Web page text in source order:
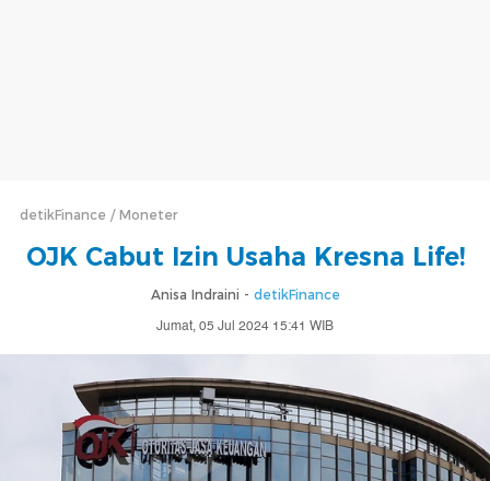
detikFinance Moneter
OJK Cabut Izin Usaha Kresna Life!
Anisa Indraini - detikFinance
Jumat, 05 Jul 2024 15:41 WIB